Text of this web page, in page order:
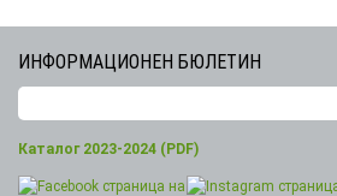
ИНФОРМАЦИОНЕН БЮЛЕТИН
Каталог 2023-2024 (PDF)